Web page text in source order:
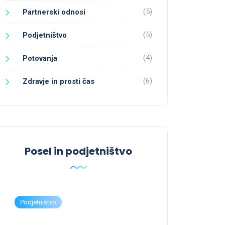
Partnerski odnosi (5)
Podjetništvo (5)
Potovanja (4)
Zdravje in prosti čas (6)
Posel in podjetništvo
Podjetništvo